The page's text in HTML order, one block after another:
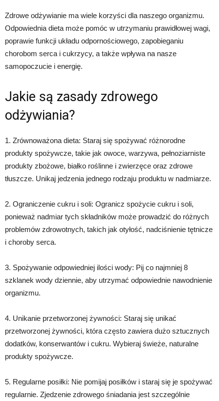
Zdrowe odżywianie ma wiele korzyści dla naszego organizmu.
Odpowiednia dieta może pomóc w utrzymaniu prawidłowej wagi,
poprawie funkcji układu odpornościowego, zapobieganiu
chorobom serca i cukrzycy, a także wpływa na nasze
samopoczucie i energię.
Jakie są zasady zdrowego
odżywiania?
1. Zrównoważona dieta: Staraj się spożywać różnorodne
produkty spożywcze, takie jak owoce, warzywa, pełnoziarniste
produkty zbożowe, białko roślinne i zwierzęce oraz zdrowe
tłuszcze. Unikaj jedzenia jednego rodzaju produktu w nadmiarze.
2. Ograniczenie cukru i soli: Ogranicz spożycie cukru i soli,
ponieważ nadmiar tych składników może prowadzić do różnych
problemów zdrowotnych, takich jak otyłość, nadciśnienie tętnicze
i choroby serca.
3. Spożywanie odpowiedniej ilości wody: Pij co najmniej 8
szklanek wody dziennie, aby utrzymać odpowiednie nawodnienie
organizmu.
4. Unikanie przetworzonej żywności: Staraj się unikać
przetworzonej żywności, która często zawiera dużo sztucznych
dodatków, konserwantów i cukru. Wybieraj świeże, naturalne
produkty spożywcze.
5. Regularne posiłki: Nie pomijaj posiłków i staraj się je spożywać
regularnie. Zjedzenie zdrowego śniadania jest szczególnie